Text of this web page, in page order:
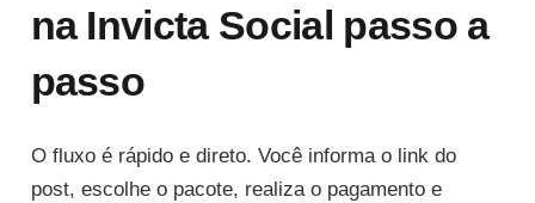
na Invicta Social passo a
passo
O fluxo é rápido e direto. Você informa o link do
post, escolhe o pacote, realiza o pagamento e